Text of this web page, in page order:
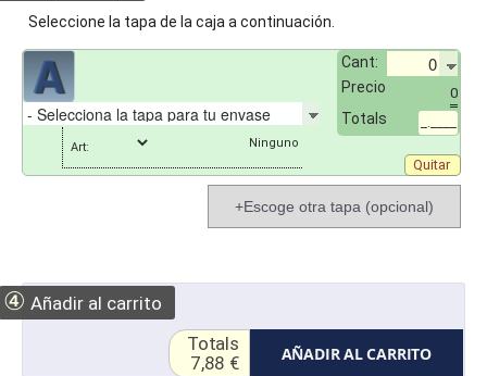
Seleccione la tapa de la caja a continuación.
Cant:
Precio
0
Totals _.____
Art:
Quitar
+Escoge otra tapa (opcional)
④ Añadir al carrito
AÑADIR AL CARRITO
Totals
7,88 €